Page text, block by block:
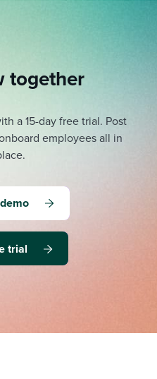
together
a 15-day free trial. Post
employees all in
trial